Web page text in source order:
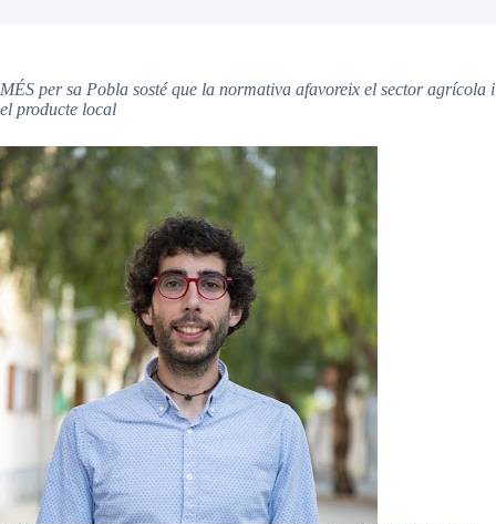
MÉS per sa Pobla sosté que la normativa afavoreix el sector agrícola i
el producte local